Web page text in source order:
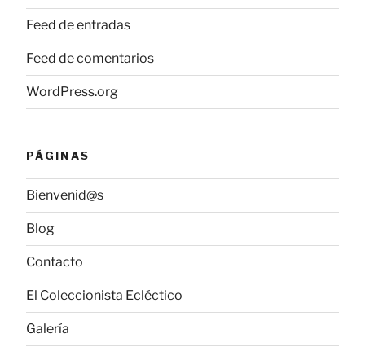
Feed de entradas
Feed de comentarios
WordPress.org
PÁGINAS
Bienvenid@s
Blog
Contacto
El Coleccionista Ecléctico
Galería